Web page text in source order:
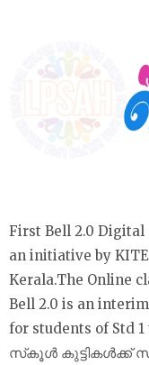
First Bell 2.0 Digital
an initiative by
Kerala.The Online
Bell 2.0 is an
for students of Std
സ്‌കൂൾ കുട്ടികൾക്ക്